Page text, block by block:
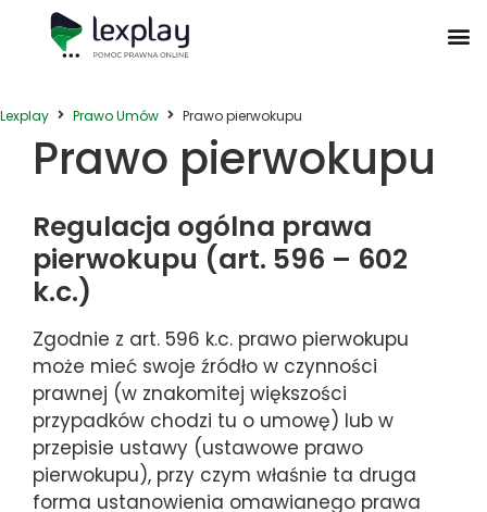
Lexplay Prawo Umów Prawo pierwokupu
Prawo pierwokupu
Regulacja ogólna prawa
pierwokupu (art. 596 – 602
k.c.)
Zgodnie z art. 596 k.c. prawo pierwokupu
może mieć swoje źródło w czynności
prawnej (w znakomitej większości
przypadków chodzi tu o umowę) lub w
przepisie ustawy (ustawowe prawo
pierwokupu), przy czym właśnie ta druga
forma ustanowienia omawianego prawa